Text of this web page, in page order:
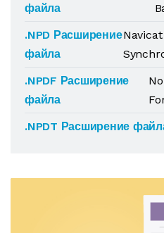
файла
.NPD Расширение
файла
.NPDF Расширение
файла
.NPDT Расширение